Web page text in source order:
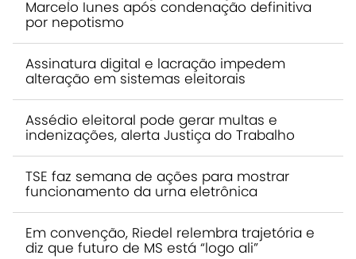
Marcelo Iunes após condenação definitiva
por nepotismo
Assinatura digital e lacração impedem
alteração em sistemas eleitorais
Assédio eleitoral pode gerar multas e
indenizações, alerta Justiça do Trabalho
TSE faz semana de ações para mostrar
funcionamento da urna eletrônica
Em convenção, Riedel relembra trajetória e
diz que futuro de MS está “logo ali”